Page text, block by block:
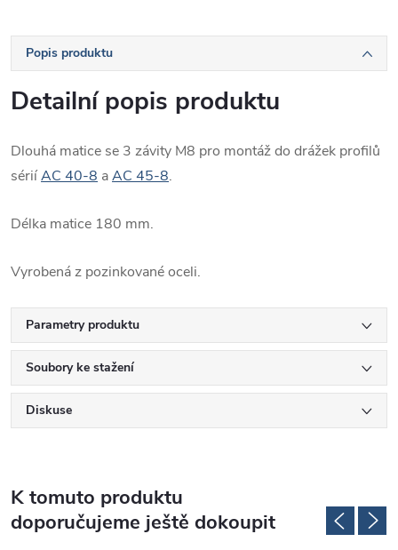
Popis produktu
Detailní popis produktu
Dlouhá matice se 3 závity M8 pro montáž do drážek profilů
sériíAC 40-8 aAC 45-8.
Délka matice 180 mm.
Vyrobená z pozinkované oceli.
Parametry produktu
Soubory ke stažení
Diskuse
K tomuto produktu
doporučujeme ještě dokoupit